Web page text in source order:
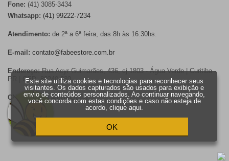
Fone: (41) 3085-3434
Whatsapp: (41) 99222-7234
Atendimento: de 2ª a 6ª feira, das 8h às 16:30hs.
E-mail: contato@fabeestore.com.br
Endereço:Rua Acyr Guimarães, 436, cj 1803 - Água Verde | Curitiba -
PR | CEP: 80240-230
CNPJ: 15.704.456.0001-00
Este site utiliza cookies e tecnologias para reconhecer seus
visitantes. Os dados capturados são usados para exibição e
envio de conteúdos personalizados. Ao continuar navegando,
você concorda com estas condições e caso não esteja de
acordo,clique aqui.
OK